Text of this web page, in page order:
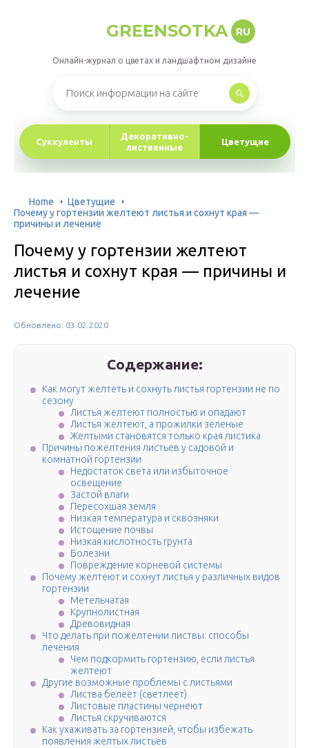
GREENSOTKA RU
Онлайн-журнал о цветах и ландшафтном дизайне
Суккуленты
Декоративно-
лиственные
Цветущие
Home
Цветущие
Почему у гортензии желтеют листья и сохнут края —
причины и лечение
Почему у гортензии желтеют
листья и сохнут края — причины и
лечение
Обновлено: 03.02.2020
Содержание:
Как могут желтеть и сохнуть листья гортензии не по
сезону
Листья желтеют полностью и опадают
Листья желтеют, а прожилки зеленые
Желтыми становятся только края листика
Причины пожелтения листьев у садовой и
комнатной гортензии
Недостаток света или избыточное
освещение
Застой влаги
Пересохшая земля
Низкая температура и сквозняки
Истощение почвы
Низкая кислотность грунта
Болезни
Повреждение корневой системы
Почему желтеют и сохнут листья у различных видов
гортензии
Метельчатая
Крупнолистная
Древовидная
Что делать при пожелтении листвы: способы
лечения
Чем подкормить гортензию, если листья
желтеют
Другие возможные проблемы с листьями
Листва белеет (светлеет)
Листовые пластины чернеют
Листья скручиваются
Как ухаживать за гортензией, чтобы избежать
появления желтых листьев